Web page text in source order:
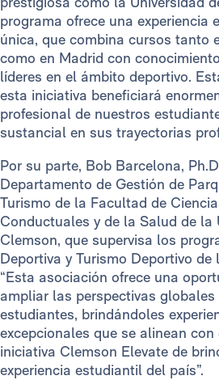
programa ofrece una experiencia
única, que combina cursos tanto
como en Madrid con
líderes en el ámbito deportivo.
esta iniciativa beneficiará
profesional de nuestros
sustancial en sus trayectorias
Por su parte, Bob Barcelona,
Departamento de Gestión de
Turismo de la Facultad de
Conductuales y de la Salud de la
Clemson, que supervisa los
Deportiva y Turismo Deportivo de
“Esta asociación ofrece una
ampliar las perspectivas globales
estudiantes, brindándoles
excepcionales que se alinean
iniciativa Clemson Elevate de
experiencia estudiantil del país”.